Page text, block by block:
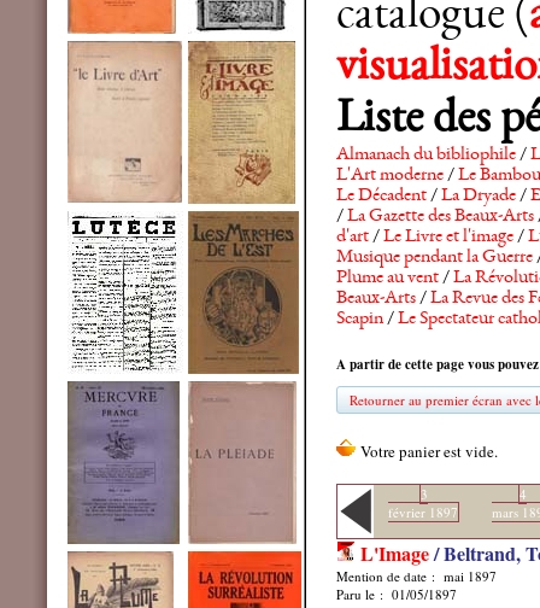
catalogue (
Liste des
Almanach du bibliophile/
L'Art moderne/Le Bambou
Le Décadent/La Dryade/
/La Gazette des Beaux-Arts
d'art/Le Livre et l'image/
Musique pendant la Guerre
Plume au vent/La
Beaux-Arts/La Revue des
Scapin/Le Spectateur
A partir de cette page vous
Retourner au premier écran avec
3
février 1897
4
mars
L'Image/ Beltrand,
Mention de date : mai 1897
Paru le : 01/05/1897